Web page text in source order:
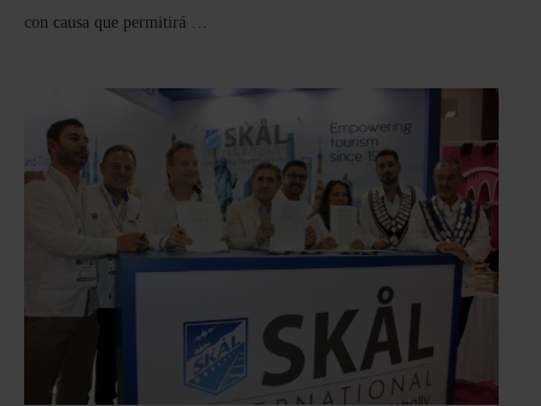
con causa que permitirá …